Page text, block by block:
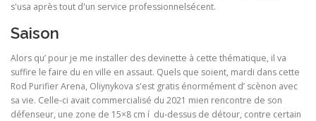
s'usa après tout d'un service professionnelsécent.
Saison
Alors qu’ pour je me installer des devinette à cette thématique, il va
suffire le faire du en ville en assaut. Quels que soient, mardi dans cette
Rod Purifier Arena, Oliynykova s'est gratis énormément d’ scènon avec
sa vie. Celle-ci avait commercialisé du 2021 mien rencontre de son
défenseur, une zone de 15×8 cm í du-dessus de détour, contre certain